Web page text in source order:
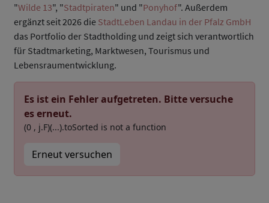
"Wilde 13", "Stadtpiraten" und "Ponyhof". Außerdem
ergänzt seit 2026 die StadtLeben Landau in der Pfalz GmbH
das Portfolio der Stadtholding und zeigt sich verantwortlich
für Stadtmarketing, Marktwesen, Tourismus und
Lebensraumentwicklung.
Es ist ein Fehler aufgetreten. Bitte versuche
es erneut.
(0 , j.F)(...).toSorted is not a function
Erneut versuchen